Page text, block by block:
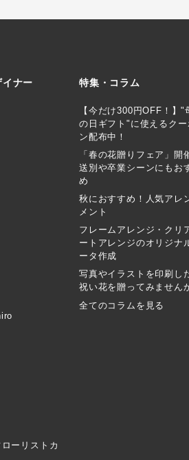
イナー
ーリストカ
特集・コラム
【今だけ300円OFF！】"
の日ギフト"に使えるクー
ン配布中！
「春の花贈りフェア」開
送別や卒業シーンにもお
め
秋におすすめ！人気アレ
メント
フレームアレンジ・クリ
ートアレンジのオリジナ
ータ作成
写真やイラストを印刷し
祝い花を贈ってみません
全てのコラムを見る